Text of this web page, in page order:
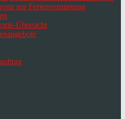
zur Ferienvermietung
Übersicht